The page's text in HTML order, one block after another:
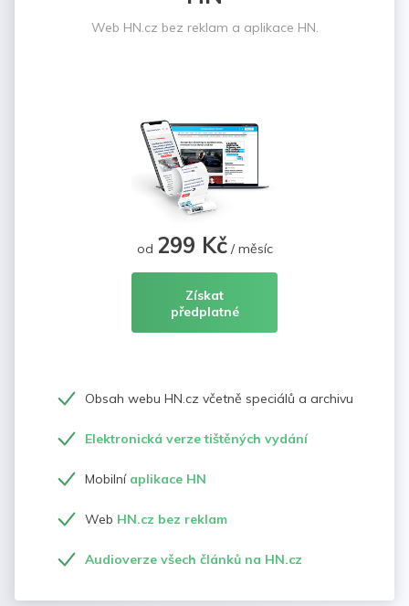
Web HN.cz bez reklam a aplikace HN.
od 299 Kč/ měsíc
Získat
předplatné
Obsah webu HN.cz včetně speciálů a archivu
Elektronická verze tištěných vydání
Mobilní aplikace HN
Web HN.cz bez reklam
Audioverze všech článků na HN.cz